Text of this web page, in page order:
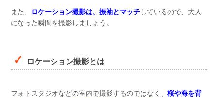
また、 ロケーション撮影は、振袖とマッチしているので、大人
になった瞬間を撮影しましょう。
ロケーション撮影とは
フォトスタジオなどの室内で撮影するのではなく、 桜や海を背